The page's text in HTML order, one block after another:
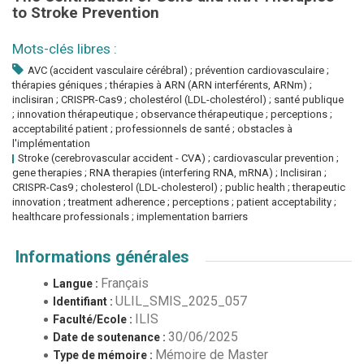
to Stroke Prevention
Mots-clés libres :
AVC (accident vasculaire cérébral) ; prévention cardiovasculaire ;
thérapies géniques ; thérapies à ARN (ARN interférents, ARNm) ;
inclisiran ; CRISPR-Cas9 ; cholestérol (LDL-cholestérol) ; santé publique
; innovation thérapeutique ; observance thérapeutique ; perceptions ;
acceptabilité patient ; professionnels de santé ; obstacles à
l'implémentation
Stroke (cerebrovascular accident - CVA) ; cardiovascular prevention ;
gene therapies ; RNA therapies (interfering RNA, mRNA) ; Inclisiran ;
CRISPR-Cas9 ; cholesterol (LDL-cholesterol) ; public health ; therapeutic
innovation ; treatment adherence ; perceptions ; patient acceptability ;
healthcare professionals ; implementation barriers
Informations générales
Langue : Français
Identifiant : ULIL_SMIS_2025_057
Faculté/Ecole : ILIS
Date de soutenance : 30/06/2025
Type de mémoire : Mémoire de Master